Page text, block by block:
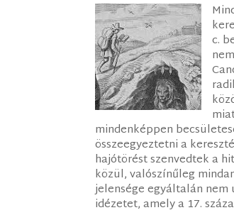
c.
mindenképpen
összeegyeztetni a
hajótörést szenvedtek a
közül, valószínűleg
jelensége egyáltalán nem
idézetet, amely a 17.